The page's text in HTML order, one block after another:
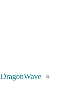
DragonWave